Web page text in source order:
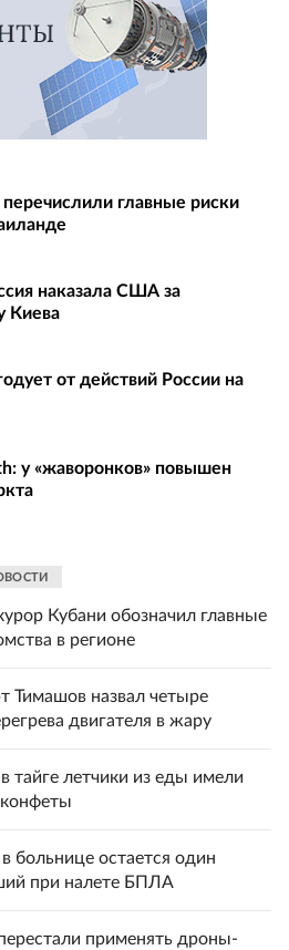
перечислили главные риски
наказала США за
Киева
от действий России на
у «жаворонков» повышен
Кубани обозначил главные
в регионе
Тимашов назвал четыре
двигателя в жару
тайге летчики из еды имели
больнице остается один
при налете БПЛА
применять дроны-